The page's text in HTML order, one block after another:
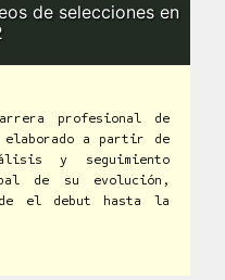
de selecciones en
profesional de
elaborado a partir de
y seguimiento
de su evolución,
el debut hasta la